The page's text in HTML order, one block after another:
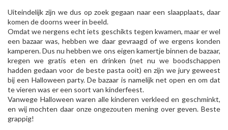
Uiteindelijk zijn we dus op zoek gegaan naar een slaapplaats, daar
komen de doorns weer in beeld.
Omdat we nergens echt iets geschikts tegen kwamen, maar er wel
een bazaar was, hebben we daar gevraagd of we ergens konden
kamperen. Dus nu hebben we ons eigen kamertje binnen de bazaar,
kregen we gratis eten en drinken (net nu we boodschappen
hadden gedaan voor de beste pasta ooit) en zijn we jury geweest
bij een Halloween party. De bazaar is namelijk net open en om dat
te vieren was er een soort van kinderfeest.
Vanwege Halloween waren alle kinderen verkleed en geschminkt,
en wij mochten daar onze ongezouten mening over geven. Beste
grappig!